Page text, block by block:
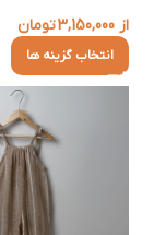
از3,150,000تومان
انتخاب گزینه ها